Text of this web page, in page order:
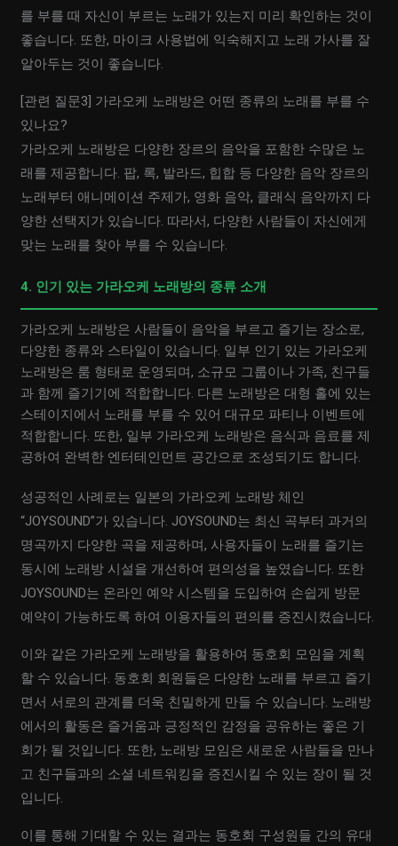
를 부를 때 자신이 부르는 노래가 있는지 미리 확인하는 것이
좋습니다. 또한, 마이크 사용법에 익숙해지고 노래 가사를 잘
알아두는 것이 좋습니다.
[관련 질문3] 가라오케 노래방은 어떤 종류의 노래를 부를 수
있나요?
가라오케 노래방은 다양한 장르의 음악을 포함한 수많은 노
래를 제공합니다. 팝, 록, 발라드, 힙합 등 다양한 음악 장르의
노래부터 애니메이션 주제가, 영화 음악, 클래식 음악까지 다
양한 선택지가 있습니다. 따라서, 다양한 사람들이 자신에게
맞는 노래를 찾아 부를 수 있습니다.
4. 인기 있는 가라오케 노래방의 종류 소개
가라오케 노래방은 사람들이 음악을 부르고 즐기는 장소로,
다양한 종류와 스타일이 있습니다. 일부 인기 있는 가라오케
노래방은 룸 형태로 운영되며, 소규모 그룹이나 가족, 친구들
과 함께 즐기기에 적합합니다. 다른 노래방은 대형 홀에 있는
스테이지에서 노래를 부를 수 있어 대규모 파티나 이벤트에
적합합니다. 또한, 일부 가라오케 노래방은 음식과 음료를 제
공하여 완벽한 엔터테인먼트 공간으로 조성되기도 합니다.
성공적인 사례로는 일본의 가라오케 노래방 체인
“JOYSOUND”가 있습니다. JOYSOUND는 최신 곡부터 과거의
명곡까지 다양한 곡을 제공하며, 사용자들이 노래를 즐기는
동시에 노래방 시설을 개선하여 편의성을 높였습니다. 또한
JOYSOUND는 온라인 예약 시스템을 도입하여 손쉽게 방문
예약이 가능하도록 하여 이용자들의 편의를 증진시켰습니다.
이와 같은 가라오케 노래방을 활용하여 동호회 모임을 계획
할 수 있습니다. 동호회 회원들은 다양한 노래를 부르고 즐기
면서 서로의 관계를 더욱 친밀하게 만들 수 있습니다. 노래방
에서의 활동은 즐거움과 긍정적인 감정을 공유하는 좋은 기
회가 될 것입니다. 또한, 노래방 모임은 새로운 사람들을 만나
고 친구들과의 소셜 네트워킹을 증진시킬 수 있는 장이 될 것
입니다.
이를 통해 기대할 수 있는 결과는 동호회 구성원들 간의 유대